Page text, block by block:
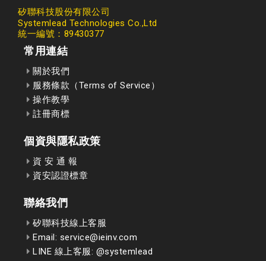
矽聯科技股份有限公司
Systemlead Technologies Co.,Ltd
統一編號：89430377
常用連結
關於我們
服務條款（Terms of Service）
操作教學
註冊商標
個資與隱私政策
資 安 通 報
資安認證標章
聯絡我們
矽聯科技線上客服
Email: service@ieinv.com
LINE 線上客服: @systemlead